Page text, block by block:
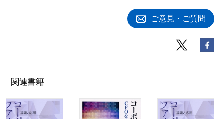
ご意見・ご質問
関連書籍